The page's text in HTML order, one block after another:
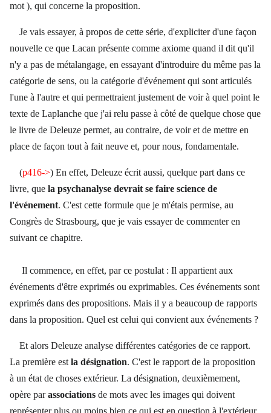
mot ), qui concerne la proposition.
Je vais essayer, à propos de cette série, d'expliciter d'une façon
nouvelle ce que Lacan présente comme axiome quand il dit qu'il
n'y a pas de métalangage, en essayant d'introduire du même pas la
catégorie de sens, ou la catégorie d'événement qui sont articulés
l'une à l'autre et qui permettraient justement de voir à quel point le
texte de Laplanche que j'ai relu passe à côté de quelque chose que
le livre de Deleuze permet, au contraire, de voir et de mettre en
place de façon tout à fait neuve et, pour nous, fondamentale.
(p416->) En effet, Deleuze écrit aussi, quelque part dans ce
livre, que la psychanalyse devrait se faire science de
l'événement. C'est cette formule que je m'étais permise, au
Congrès de Strasbourg, que je vais essayer de commenter en
suivant ce chapitre.
Il commence, en effet, par ce postulat : Il appartient aux
événements d'être exprimés ou exprimables. Ces événements sont
exprimés dans des propositions. Mais il y a beaucoup de rapports
dans la proposition. Quel est celui qui convient aux événements ?
Et alors Deleuze analyse différentes catégories de ce rapport.
La première est la désignation. C'est le rapport de la proposition
à un état de choses extérieur. La désignation, deuxièmement,
opère parassociations de mots avec les images qui doivent